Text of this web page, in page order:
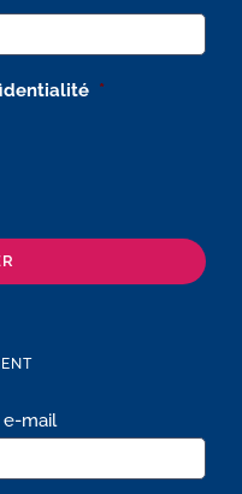
*
e-mail